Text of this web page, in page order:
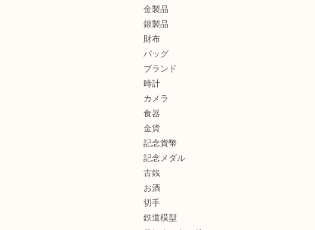
金製品
銀製品
財布
バッグ
ブランド
時計
カメラ
食器
金貨
記念貨幣
記念メダル
古銭
お酒
切手
鉄道模型